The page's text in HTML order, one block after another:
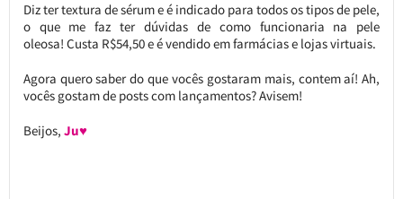
Diz ter textura de sérum e é indicado para todos os tipos de pele,
o que me faz ter dúvidas de como funcionaria na pele
oleosa! Custa R$54,50 e é vendido em farmácias e lojas virtuais.
Agora quero saber do que vocês gostaram mais, contem aí! Ah,
vocês gostam de posts com lançamentos? Avisem!
Beijos, Ju♥